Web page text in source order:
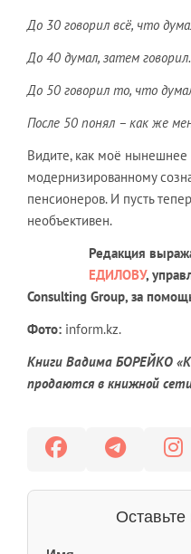
До 30 говорил всё, что
До 40 думал, затем говорил.
До 50 говорил то, что
После 50 понял – как же
Видите, как моё
модернизированному
пенсионеров. И пусть
необъективен.
Редакция
ЕДИЛОВУ,
Consulting Group, за
Фото: inform.kz.
Книги Вадима БОРЕЙКО
продаются в книжной